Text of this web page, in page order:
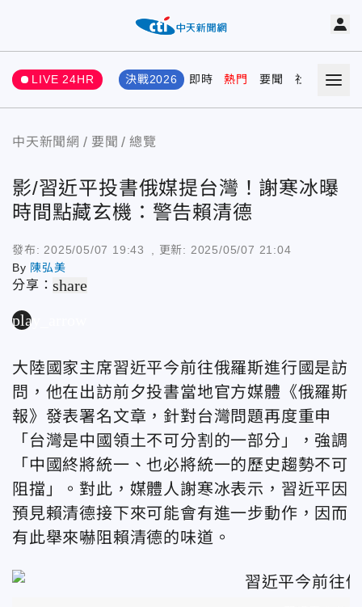
LIVE 24HR 決戰2026 即時 熱門 要聞 社會 娛樂
中天新聞網 要聞 總覽
影/習近平投書俄媒提台灣！謝寒冰曝
時間點藏玄機：警告賴清德
發布: 2025/05/07 19:43 , 更新: 2025/05/07 21:04
By 陳弘美
分享：share
play_arrow
大陸國家主席習近平今前往俄羅斯進行國是訪
問，他在出訪前夕投書當地官方媒體《俄羅斯
報》發表署名文章，針對台灣問題再度重申
「台灣是中國領土不可分割的一部分」，強調
「中國終將統一、也必將統一的歷史趨勢不可
阻擋」。對此，媒體人謝寒冰表示，習近平因
預見賴清德接下來可能會有進一步動作，因而
有此舉來嚇阻賴清德的味道。